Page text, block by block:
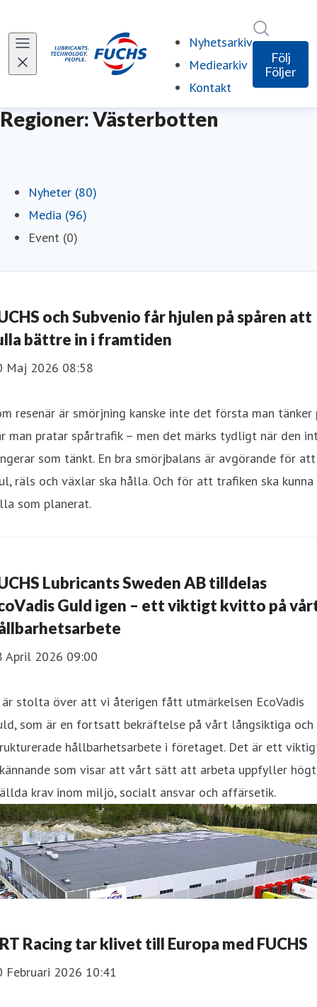
Nyhetsarkiv
Mediearkiv
Kontakt
Följ
Följer
Regioner: Västerbotten
Nyheter (80)
Media (96)
Event (0)
och Subvenio får hjulen på spåren att
bättre in i framtiden
Maj 2026 08:58
resenär är smörjning kanske inte det första man tänker
man pratar spårtrafik – men det märks tydligt när den
som tänkt. En bra smörjbalans är avgörande för att
räls och växlar ska hålla. Och för att trafiken ska kunna
som planerat.
Lubricants Sweden AB tilldelas
Guld igen – ett viktigt kvitto på
April 2026 09:00
är stolta över att vi återigen fått utmärkelsen EcoVadis
som är en fortsatt bekräftelse på vårt långsiktiga och
hållbarhetsarbete i företaget. Det är ett
som visar att vårt sätt att arbeta uppfyller högt
krav inom miljö, socialt ansvar och affärsetik.
Racing tar klivet till Europa med FUCHS
Februari 2026 10:41